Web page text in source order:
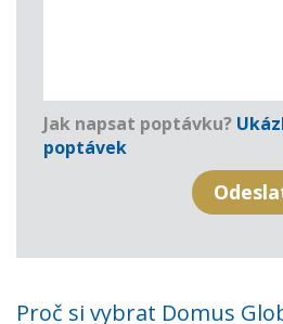
Jak napsat poptávku?
poptávek
Proč si vybrat Domus